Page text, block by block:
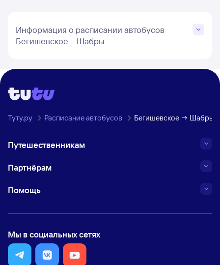
Информация о расписании автобусов
Бегишевское – Шабры
Туту.ру Расписание автобусов Бегишевское → Шабры
Путешественникам
Партнёрам
Помощь
Мы в социальных сетях